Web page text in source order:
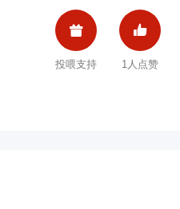

投喂支持

1人点赞